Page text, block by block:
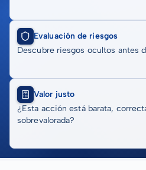
Evaluación de riesgos
Descubre riesgos ocultos antes
Valor justo
¿Esta acción está barata,
sobrevalorada?